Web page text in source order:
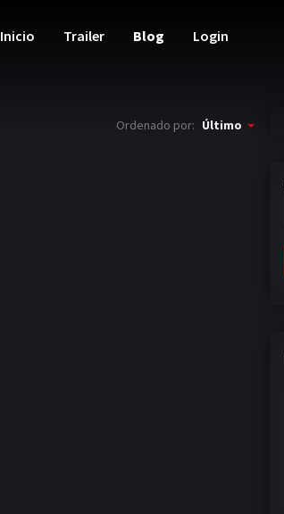
Inicio Trailer Blog Login
Ordenado por: Último